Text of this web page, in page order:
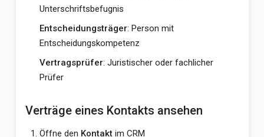
Unterschriftsbefugnis
Entscheidungsträger: Person mit
Entscheidungskompetenz
Vertragsprüfer: Juristischer oder fachlicher
Prüfer
Verträge eines Kontakts ansehen
Öffne den Kontaktim CRM